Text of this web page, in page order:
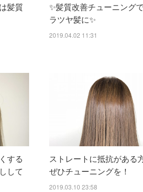
髪質
✨髪質改善チューニング
ラツヤ髪に✨
2019.04.02 11:31
する
して
ストレートに抵抗がある
ぜひチューニングを！
2019.03.10 23:58